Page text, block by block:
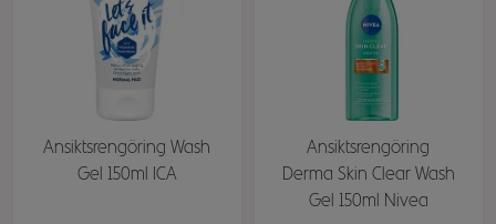
Ansiktsrengöring Wash
Gel 150ml ICA
Ansiktsrengöring
Derma Skin Clear Wash
Gel 150ml Nivea